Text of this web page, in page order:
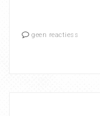
geen reactiess